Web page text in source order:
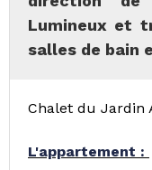
Lumineux et
salles de bain
Chalet du Jardin
L'appartement :